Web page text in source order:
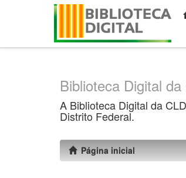
Biblioteca Digital
A Biblioteca Digital da
Distrito Federal.
Página inicial